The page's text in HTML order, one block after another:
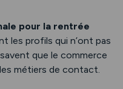
pour la rentrée
les profils qui n’ont pas
que le commerce
métiers de contact.